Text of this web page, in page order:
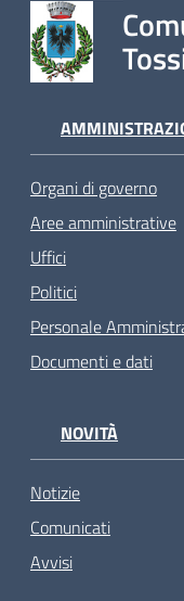
Organi di governo
Aree amministrative
Uffici
Politici
Personale
Documenti e dati
NOVITÀ
Notizie
Comunicati
Avvisi